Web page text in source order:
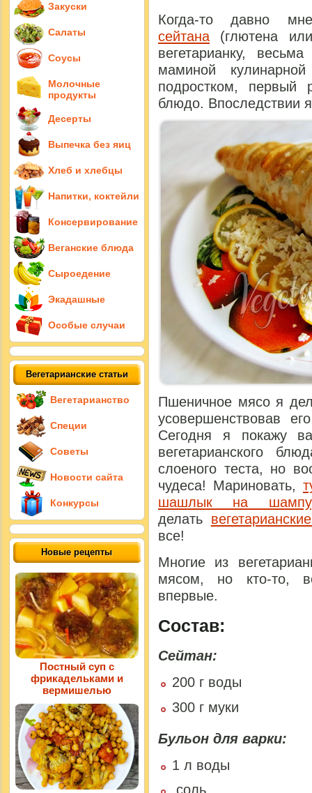
Когда-то давно
сейтана (глютена
вегетарианку,
маминой
подростком, первый
блюдо. Впоследствии
Пшеничное мясо я
усовершенствовав
Сегодня я покажу
вегетарианского
слоеного теста, но
чудеса! Мариновать,
шашлык на
делать
все!
Многие из
мясом, но кто-то,
впервые.
Состав:
Сейтан:
200 г воды
300 г муки
Бульон для варки:
1 л воды
соль
Закуски
Салаты
Соусы
Молочные
продукты
Десерты
Выпечка без яиц
Хлеб и хлебцы
Напитки, коктейли
Консервирование
Веганские блюда
Сыроедение
Экадашные
Особые случаи
Вегетарианские статьи
Вегетарианство
Специи
Советы
Новости сайта
Конкурсы
Новые рецепты
Постный суп с
фрикадельками и
вермишелью